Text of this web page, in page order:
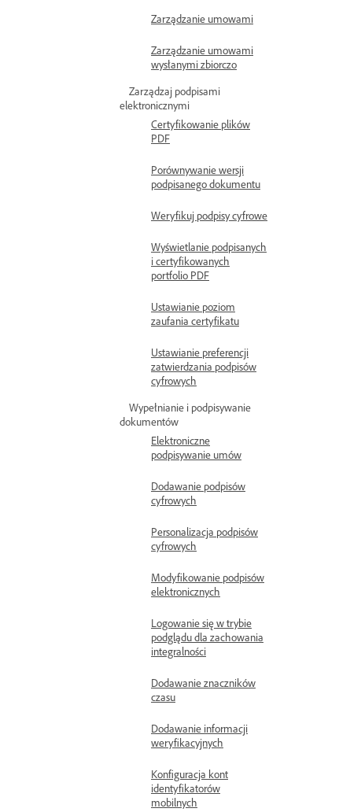
Zarządzanie umowami
Zarządzanie umowami
wysłanymi zbiorczo
Zarządzaj podpisami
elektronicznymi
Certyfikowanie plików
PDF
Porównywanie wersji
podpisanego dokumentu
Weryfikuj podpisy cyfrowe
Wyświetlanie podpisanych
i certyfikowanych
portfolio PDF
Ustawianie poziom
zaufania certyfikatu
Ustawianie preferencji
zatwierdzania podpisów
cyfrowych
Wypełnianie i podpisywanie
dokumentów
Elektroniczne
podpisywanie umów
Dodawanie podpisów
cyfrowych
Personalizacja podpisów
cyfrowych
Modyfikowanie podpisów
elektronicznych
Logowanie się w trybie
podglądu dla zachowania
integralności
Dodawanie znaczników
czasu
Dodawanie informacji
weryfikacyjnych
Konfiguracja kont
identyfikatorów
mobilnych